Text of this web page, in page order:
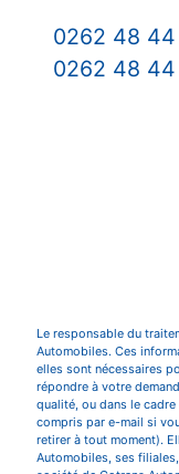
0262 48
0262 48
Le responsable du
Automobiles. Ces
elles sont nécessaires
répondre à votre
qualité, ou dans le
compris par e-mail si
retirer à tout moment).
Automobiles, ses